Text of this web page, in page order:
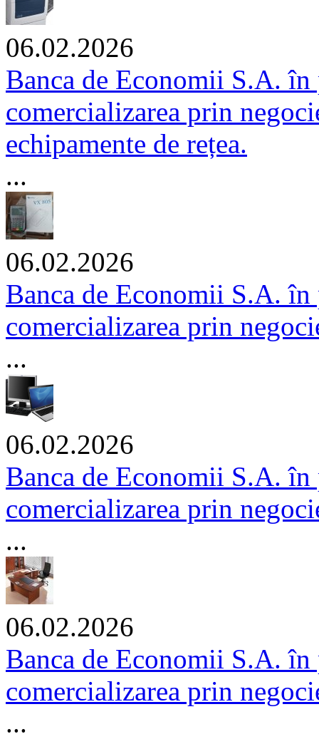
06.02.2026
Banca de Economii S.A.
comercializarea prin
echipamente de rețea.
...
06.02.2026
Banca de Economii S.A.
comercializarea prin
...
06.02.2026
Banca de Economii S.A.
comercializarea prin
...
06.02.2026
Banca de Economii S.A.
comercializarea prin
...